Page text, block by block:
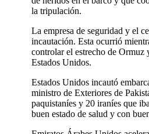
la tripulación.
La empresa de seguridad y el
incautación. Esta ocurrió
controlar el estrecho de Ormuz
Estados Unidos.
Estados Unidos incautó
ministro de Exteriores de
paquistaníes y 20 iraníes que
buen estado de salud y con